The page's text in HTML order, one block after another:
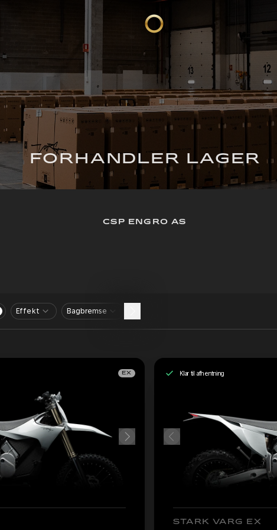
FORHANDLER LAGER
CSP ENGRO AS
Effekt Bagbremse
EX Klar til afhentning
STARK VARG EX